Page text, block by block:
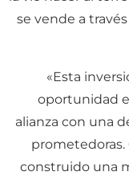
se vende a
«Esta
oportunidad
alianza con una
prometedoras.
construido una